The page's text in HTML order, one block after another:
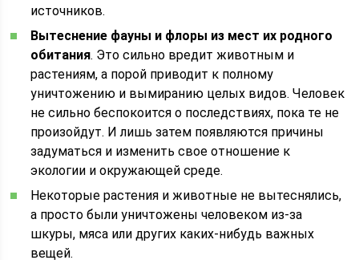
источников.
Вытеснение фауны и флоры из мест их родного
обитания. Это сильно вредит животным и
растениям, а порой приводит к полному
уничтожению и вымиранию целых видов. Человек
не сильно беспокоится о последствиях, пока те не
произойдут. И лишь затем появляются причины
задуматься и изменить свое отношение к
экологии и окружающей среде.
Некоторые растения и животные не вытеснялись,
а просто были уничтожены человеком из-за
шкуры, мяса или других каких-нибудь важных
вещей.